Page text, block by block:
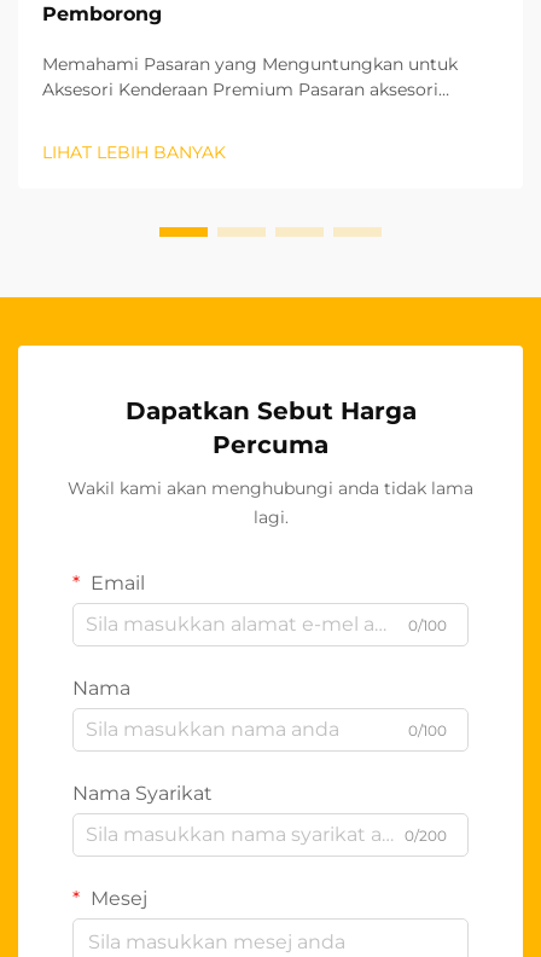
Pemborong
Memahami Pasaran yang Menguntungkan untuk
Aksesori Kenderaan Premium Pasaran aksesori
segmen produk yang amat menguntungkan bagi
LIHAT LEBIH BANYAK
Dapatkan Sebut Harga
Percuma
Wakil kami akan menghubungi anda tidak lama
lagi.
Email
0/100
Nama
0/100
Nama Syarikat
0/200
Mesej